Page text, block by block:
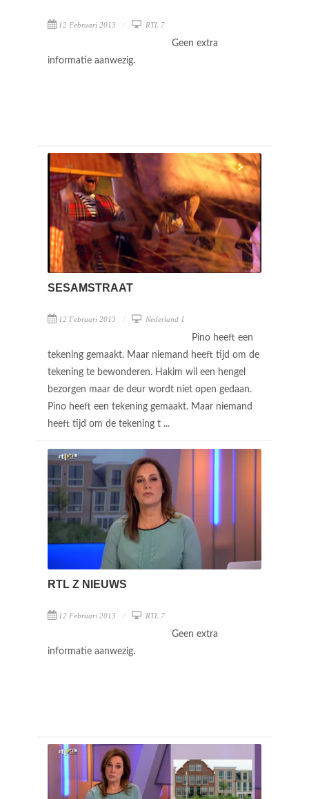
12 Februari 2013 RTL 7
Geen extra
informatie aanwezig.
SESAMSTRAAT
12 Februari 2013 Nederland 1
Pino heeft een
tekening gemaakt. Maar niemand heeft tijd om de
tekening te bewonderen. Hakim wil een hengel
bezorgen maar de deur wordt niet open gedaan.
Pino heeft een tekening gemaakt. Maar niemand
heeft tijd om de tekening t ...
RTL Z NIEUWS
12 Februari 2013 RTL 7
Geen extra
informatie aanwezig.